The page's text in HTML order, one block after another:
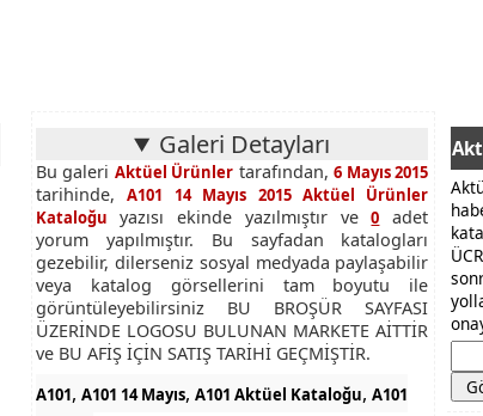
Galeri Detayları
Bu galeri Aktüel Ürünler tarafından,6 Mayıs 2015
tarihinde,A101 14 Mayıs 2015 Aktüel Ürünler
Kataloğu yazısı ekinde yazılmıştır ve0 adet
yorum yapılmıştır. Bu sayfadan katalogları
gezebilir, dilerseniz sosyal medyada paylaşabilir
veya katalog görsellerini tam boyutu ile
görüntüleyebilirsiniz BU BROŞÜR SAYFASI
ÜZERİNDE LOGOSU BULUNAN MARKETE AİTTİR
ve BU AFİŞ İÇİN SATIŞ TARİHİ GEÇMİŞTİR.
A101, A101 14 Mayıs, A101 Aktüel Kataloğu, A101